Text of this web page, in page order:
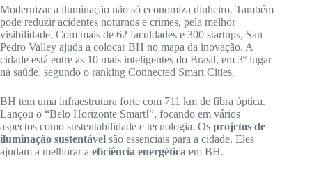
Modernizar a iluminação não só economiza dinheiro. Também
pode reduzir acidentes noturnos e crimes, pela melhor
visibilidade. Com mais de 62 faculdades e 300 startups, San
Pedro Valley ajuda a colocar BH no mapa da inovação. A
cidade está entre as 10 mais inteligentes do Brasil, em 3º lugar
na saúde, segundo o ranking Connected Smart Cities.
BH tem uma infraestrutura forte com 711 km de fibra óptica.
Lançou o “Belo Horizonte Smart!”, focando em vários
aspectos como sustentabilidade e tecnologia. Os projetos de
iluminação sustentável são essenciais para a cidade. Eles
ajudam a melhorar a eficiência energética em BH.